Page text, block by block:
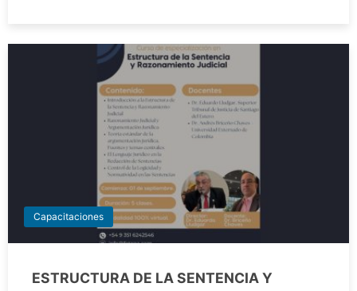
Capacitaciones
ESTRUCTURA DE LA SENTENCIA Y